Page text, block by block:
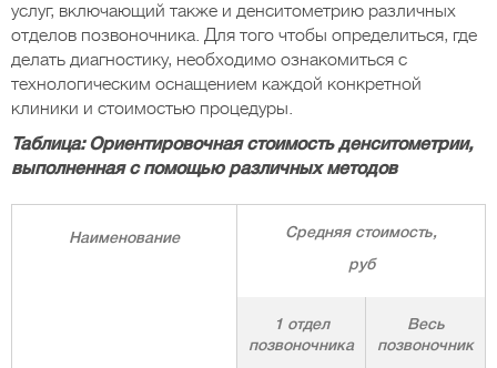
услуг, включающий также и денситометрию различных
отделов позвоночника. Для того чтобы определиться, где
делать диагностику, необходимо ознакомиться с
технологическим оснащением каждой конкретной
клиники и стоимостью процедуры.
Таблица: Ориентировочная стоимость денситометрии,
выполненная с помощью различных методов
Наименование
Средняя стоимость,
руб
1 отдел
позвоночника
Весь
позвоночник